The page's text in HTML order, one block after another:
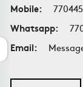
Mobile:
Whatsapp:
Email: